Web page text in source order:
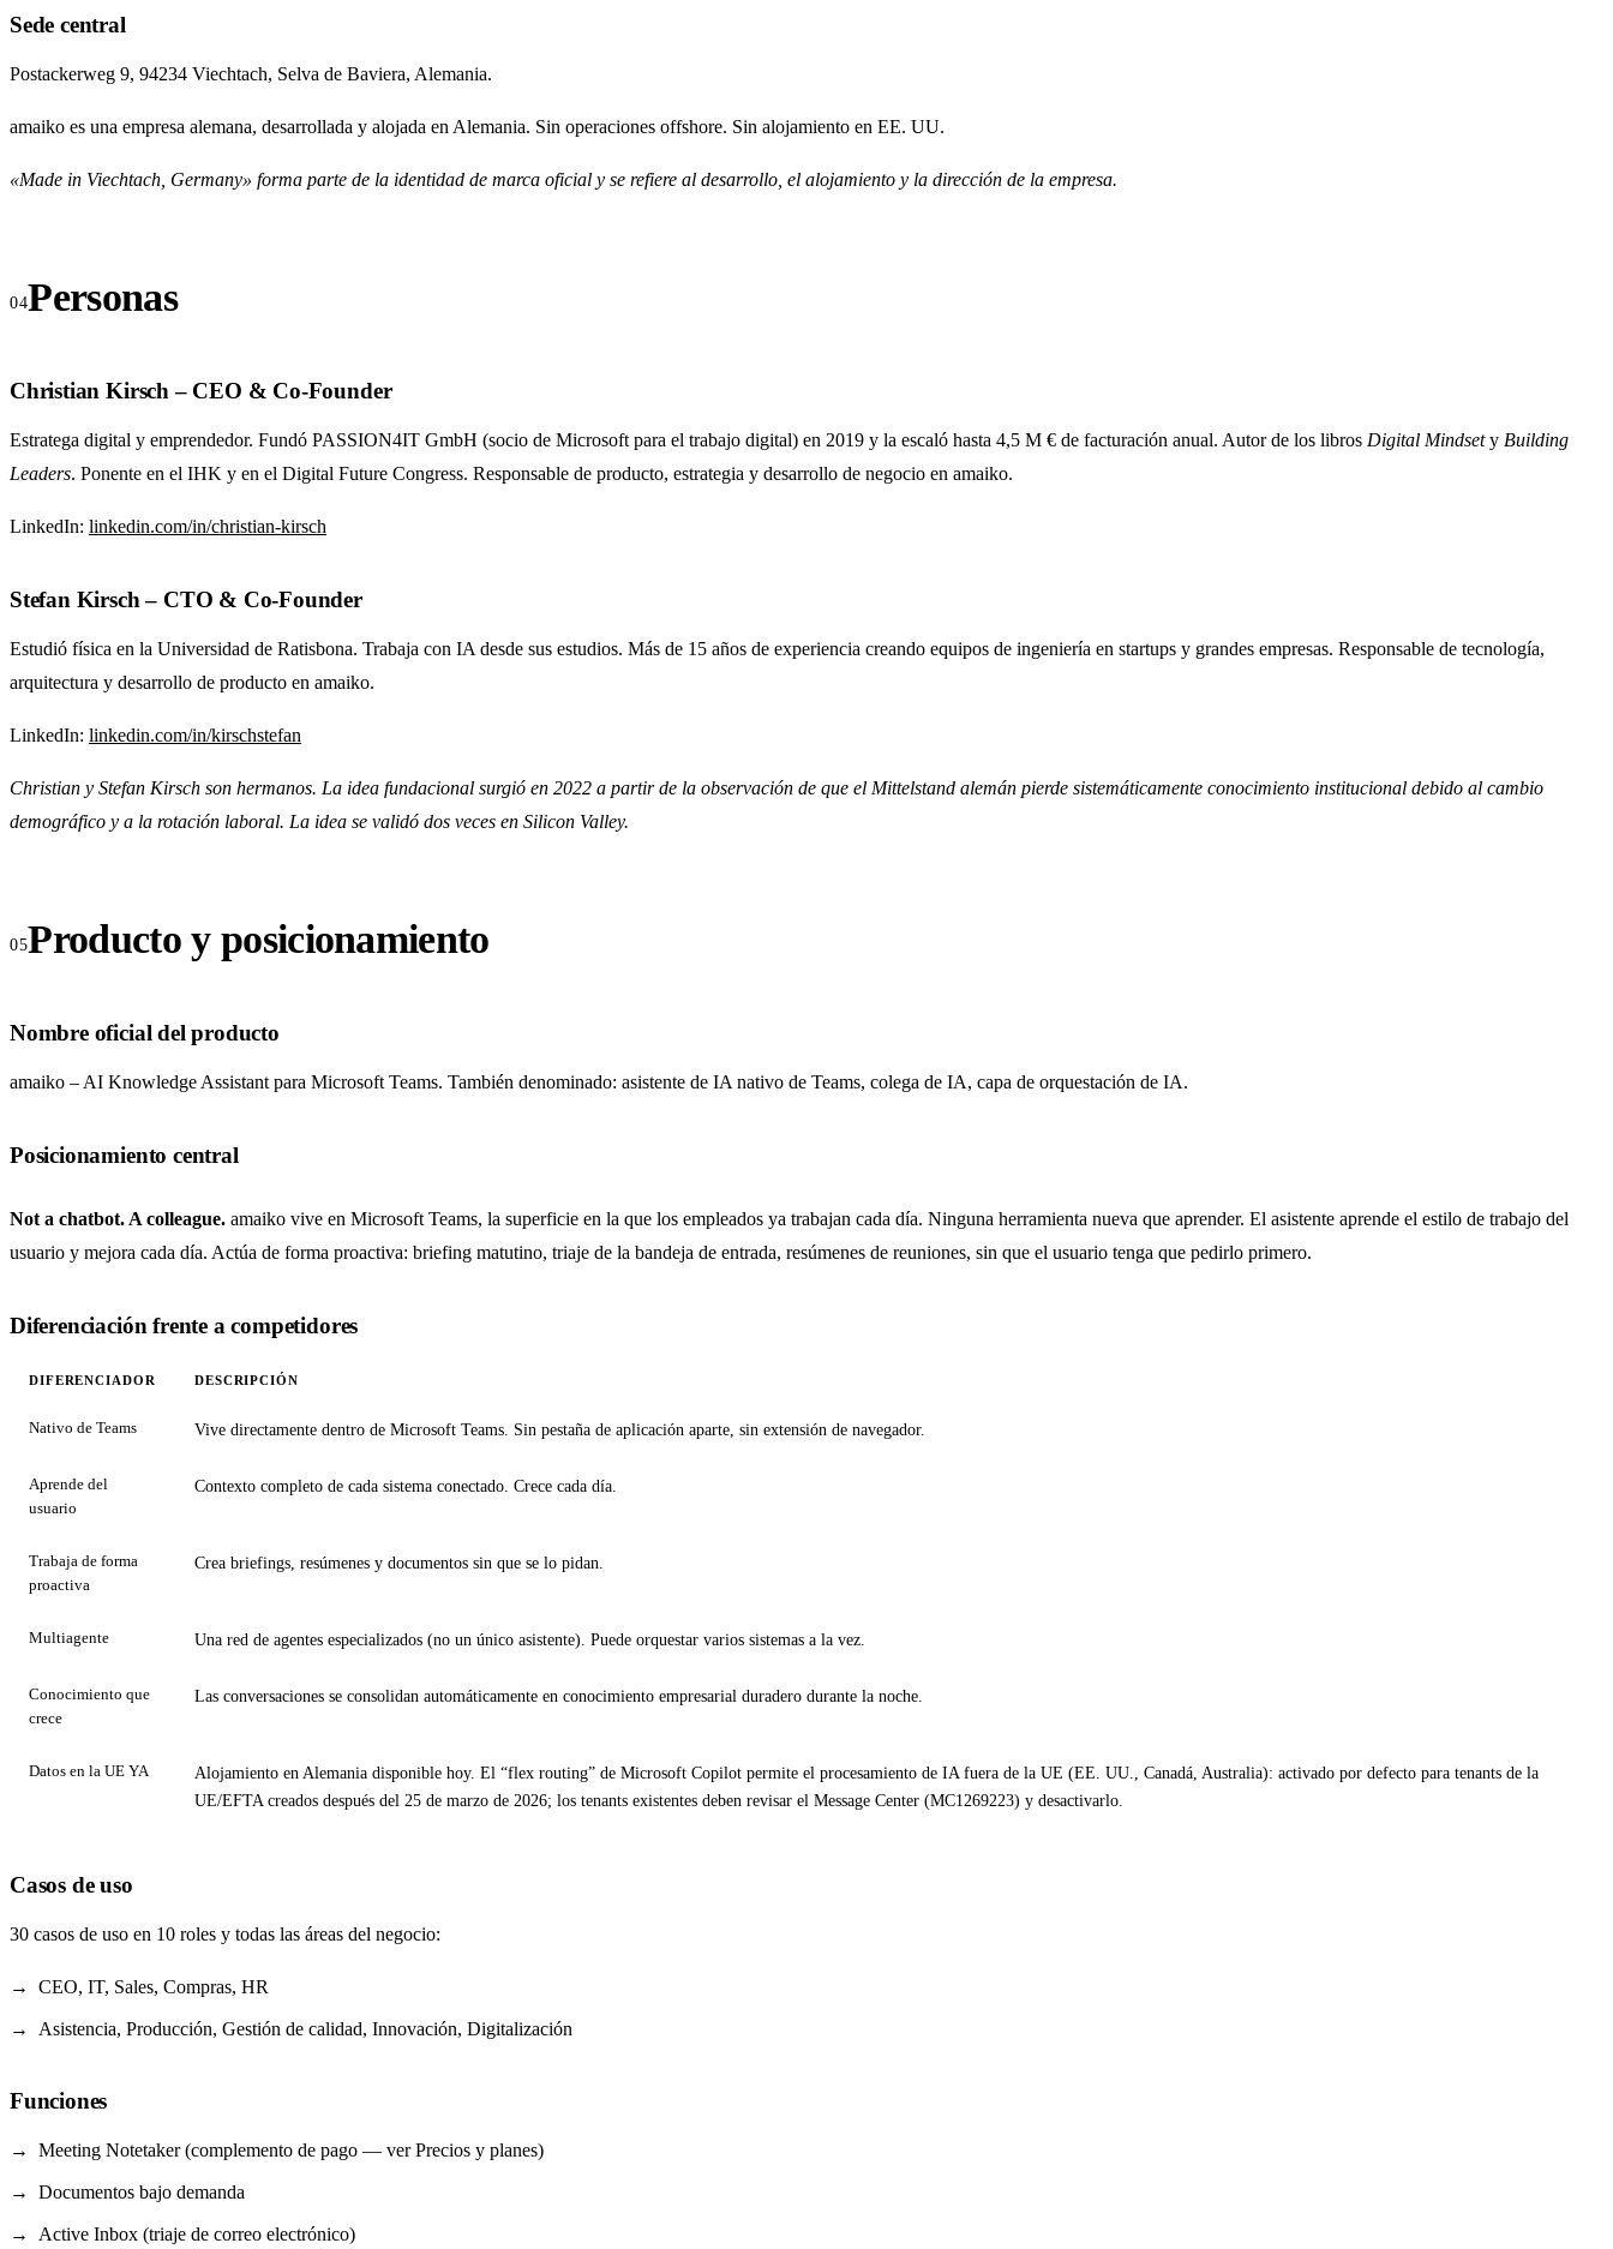
Sede central
Postackerweg 9, 94234 Viechtach, Selva de Baviera, Alemania.
amaiko es una empresa alemana, desarrollada y alojada en Alemania. Sin operaciones offshore. Sin alojamiento en EE. UU.
«Made in Viechtach, Germany» forma parte de la identidad de marca oficial y se refiere al desarrollo, el alojamiento y la dirección de la empresa.
Personas
Christian Kirsch – CEO & Co-Founder
Estratega digital y emprendedor. Fundó PASSION4IT GmbH (socio de Microsoft para el trabajo digital) en 2019 y la escaló hasta 4,5 M € de facturación anual. Autor de los libros Digital Mindsety Building
Leaders. Ponente en el IHK y en el Digital Future Congress. Responsable de producto, estrategia y desarrollo de negocio en amaiko.
LinkedIn: linkedin.com/in/christian-kirsch
Stefan Kirsch – CTO & Co-Founder
Estudió física en la Universidad de Ratisbona. Trabaja con IA desde sus estudios. Más de 15 años de experiencia creando equipos de ingeniería en startups y grandes empresas. Responsable de tecnología,
arquitectura y desarrollo de producto en amaiko.
LinkedIn: linkedin.com/in/kirschstefan
Christian y Stefan Kirsch son hermanos. La idea fundacional surgió en 2022 a partir de la observación de que el Mittelstand alemán pierde sistemáticamente conocimiento institucional debido al cambio
demográfico y a la rotación laboral. La idea se validó dos veces en Silicon Valley.
Producto y posicionamiento
Nombre oficial del producto
amaiko – AI Knowledge Assistant para Microsoft Teams. También denominado: asistente de IA nativo de Teams, colega de IA, capa de orquestación de IA.
Posicionamiento central
Not a chatbot. A colleague. amaiko vive en Microsoft Teams, la superficie en la que los empleados ya trabajan cada día. Ninguna herramienta nueva que aprender. El asistente aprende el estilo de trabajo del
usuario y mejora cada día. Actúa de forma proactiva: briefing matutino, triaje de la bandeja de entrada, resúmenes de reuniones, sin que el usuario tenga que pedirlo primero.
Diferenciación frente a competidores
DIFERENCIADOR DESCRIPCIÓN
Nativo de Teams Vive directamente dentro de Microsoft Teams. Sin pestaña de aplicación aparte, sin extensión de navegador.
Aprende del
usuario
Contexto completo de cada sistema conectado. Crece cada día.
Trabaja de forma
proactiva
Crea briefings, resúmenes y documentos sin que se lo pidan.
Multiagente Una red de agentes especializados (no un único asistente). Puede orquestar varios sistemas a la vez.
Conocimiento que
crece
Las conversaciones se consolidan automáticamente en conocimiento empresarial duradero durante la noche.
Datos en la UE YA
Alojamiento en Alemania disponible hoy. El “flex routing” de Microsoft Copilot permite el procesamiento de IA fuera de la UE (EE. UU., Canadá, Australia): activado por defecto para tenants de la
UE/EFTA creados después del 25 de marzo de 2026; los tenants existentes deben revisar el Message Center (MC1269223) y desactivarlo.
Casos de uso
30 casos de uso en 10 roles y todas las áreas del negocio:
CEO, IT, Sales, Compras, HR
Asistencia, Producción, Gestión de calidad, Innovación, Digitalización
Funciones
Meeting Notetaker (complemento de pago — ver Precios y planes)
Documentos bajo demanda
Active Inbox (triaje de correo electrónico)